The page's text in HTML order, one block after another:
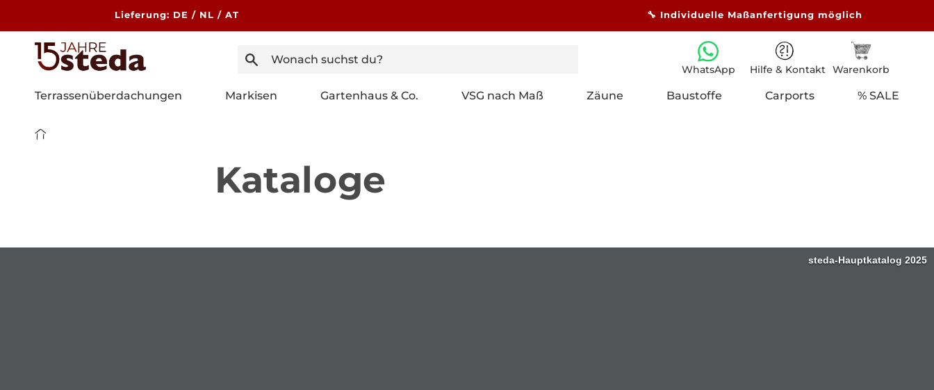
Lieferung: DE / NL / AT 🔧 Individuelle Maßanfertigung möglich
WhatsApp Hilfe & Kontakt Warenkorb
Terrassenüberdachungen Markisen Gartenhaus & Co. VSG nach Maß Zäune Baustoffe Carports % SALE
Kataloge